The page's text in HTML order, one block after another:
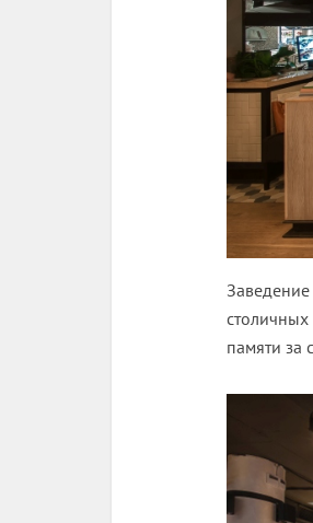
Заведение
памяти за